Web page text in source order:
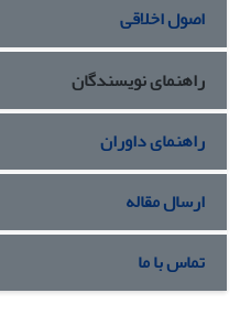
اصول اخلاقی
راهنمای نویسندگان
راهنمای داوران
ارسال مقاله
تماس با ما